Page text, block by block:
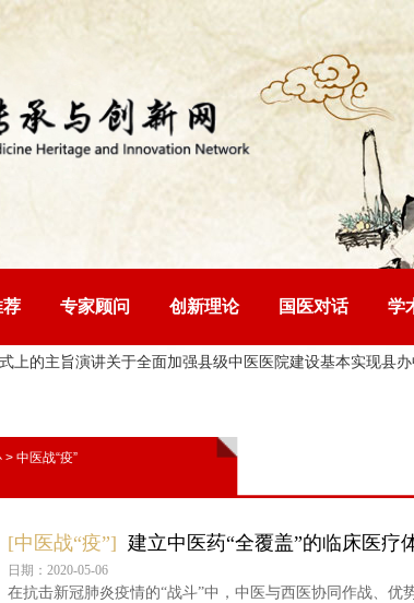
专家顾问 创新理论 国医对话 学
主旨演讲关于全面加强县级中医医院建设基本实现县办中医
[中医战“疫”] 建立中医药“全覆盖”的临床医疗
日期：2020-05-06
在抗击新冠肺炎疫情的“战斗”中，中医与西医协同作战、
> 中医战“疫”